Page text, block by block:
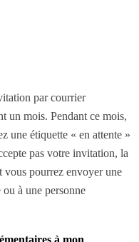
par courrier
un mois. Pendant ce mois,
une étiquette « en attente »
pas votre invitation, la
vous pourrez envoyer une
à une personne